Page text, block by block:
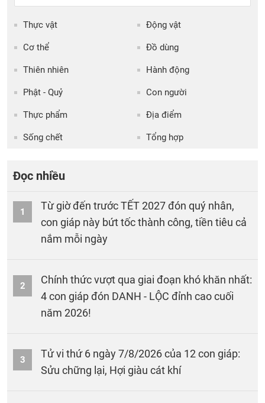
Thực vật Động vật
Cơ thể Đồ dùng
Thiên nhiên Hành động
Phật - Quỷ Con người
Thực phẩm Địa điểm
Sống chết Tổng hợp
Đọc nhiều
1
Từ giờ đến trước TẾT 2027 đón quý nhân,
con giáp này bứt tốc thành công, tiền tiêu cả
nắm mỗi ngày
2
Chính thức vượt qua giai đoạn khó khăn nhất:
4 con giáp đón DANH - LỘC đỉnh cao cuối
năm 2026!
3
Tử vi thứ 6 ngày 7/8/2026 của 12 con giáp:
Sửu chững lại, Hợi giàu cát khí